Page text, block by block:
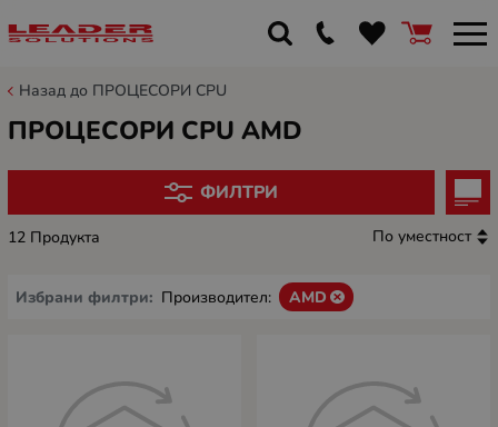
Назад до ПРОЦЕСОРИ CPU
ПРОЦЕСОРИ CPU AMD
ФИЛТРИ
12 Продукта По уместност
Избрани филтри: Производител: AMD